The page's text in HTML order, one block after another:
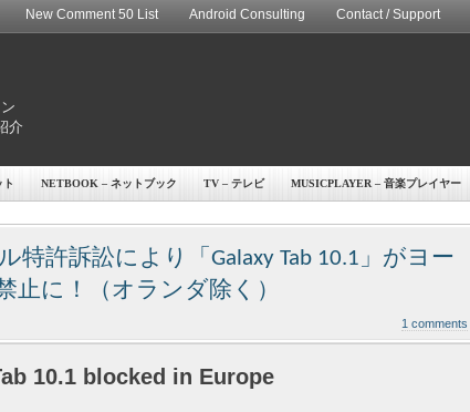
New Comment 50 List Android Consulting Contact / Support
介
NETBOOK – ネットブック TV – テレビ MUSICPLAYER – 音楽プレイヤー
特許訴訟により「Galaxy Tab 10.1」がヨー
止に！（オランダ除く）
1 comments
10.1 blocked in Europe